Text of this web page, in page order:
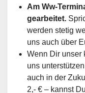
Am Ww-
gearbeitet.
werden stetig
uns auch über
Wenn Dir unser
uns
auch in der
2,- € – kannst